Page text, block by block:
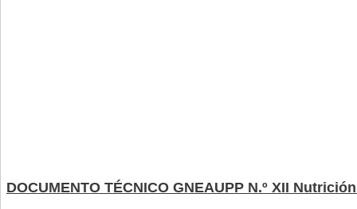
DOCUMENTO TÉCNICO GNEAUPP N.º XII